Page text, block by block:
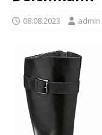
08.08.2023 admin